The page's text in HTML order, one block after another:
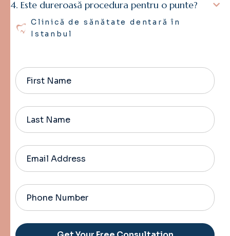
Este dureroasă procedura pentru o punte?
Clinică de sănătate dentară în
Istanbul